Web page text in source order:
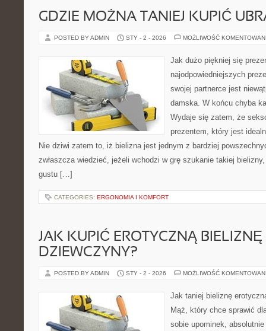
GDZIE MOŻNA TANIEJ KUPIĆ
POSTED BY ADMIN STY - 2 - 2026 MOŻLIWOŚĆ
Jak dużo piękniej się
najodpowiedniejszych
swojej partnerce jest
damska. W końcu chyba
Wydaje się zatem, że
prezentem, który jest
Nie dziwi zatem to, iż bielizna jest jednym z bardziej
zwłaszcza wiedzieć, jeżeli wchodzi w grę szukanie takiej
gustu […]
CATEGORIES: ERGONOMIA I KOMFORT
JAK KUPIĆ EROTYCZNĄ
DZIEWCZYNY?
POSTED BY ADMIN STY - 2 - 2026 MOŻLIWOŚĆ
Jak taniej bieliznę
Mąż, który chce sprawić
sobie upominek,